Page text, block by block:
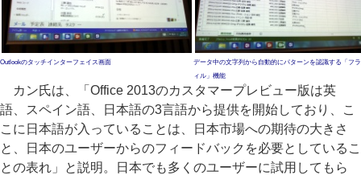
Outlookのタッチインターフェイス画面
データ中の文字列から自動的にパターンを認識する「フ
ィル」機能
カン氏は、「Office 2013のカスタマープレビュー版は英
語、スペイン語、日本語の3言語から提供を開始しており、こ
こに日本語が入っていることは、日本市場への期待の大きさ
と、日本のユーザーからのフィードバックを必要としているこ
との表れ」と説明。日本でも多くのユーザーに試用してもら